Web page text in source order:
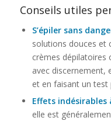
Conseils utiles
S’épiler sans
solutions douces et
crèmes dépilatoires
avec discernement,
et en faisant un test
Effets indésirables
elle est